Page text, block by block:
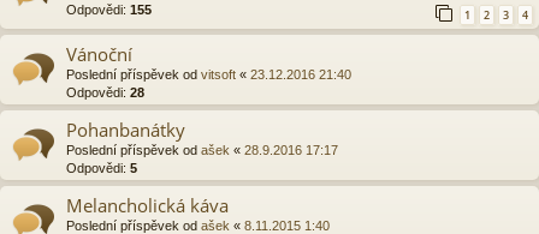
Odpovědi: 155 1 2 3 4
Vánoční
Poslední příspěvek od vitsoft « 23.12.2016 21:40
Odpovědi: 28
Pohanbanátky
Poslední příspěvek od ašek « 28.9.2016 17:17
Odpovědi: 5
Melancholická káva
Poslední příspěvek od ašek « 8.11.2015 1:40